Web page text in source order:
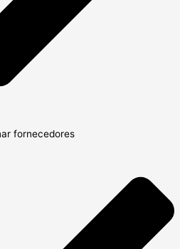
fornecedores